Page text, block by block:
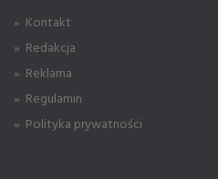
» Kontakt
» Redakcja
» Reklama
» Regulamin
» Polityka prywatności